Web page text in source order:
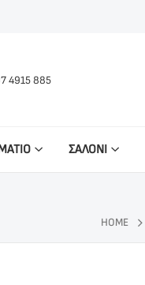
4915 885
ΣΑΛΟΝΙ
HOME